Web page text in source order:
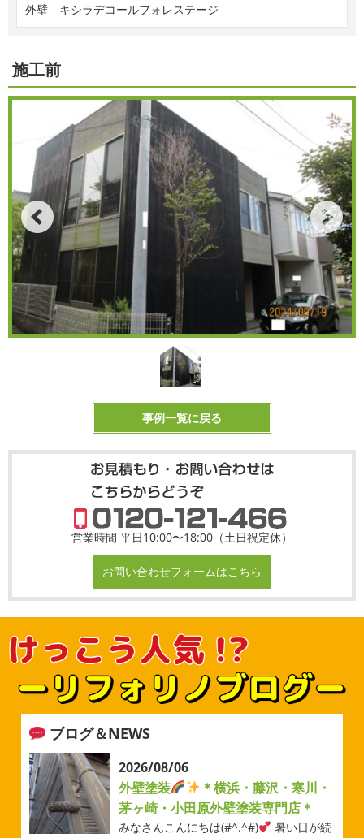
外壁 キシラデコールフォレステージ
施工前
事例一覧に戻る
営業時間 平日10:00〜18:00（土日祝定休）
お問い合わせフォームはこちら
ブログ＆NEWS
2026/08/06
外壁塗装
＊横浜・藤沢・寒川・
茅ヶ崎・小田原外壁塗装専門店＊
みなさんこんにちは(#^.^#)
暑い日が続